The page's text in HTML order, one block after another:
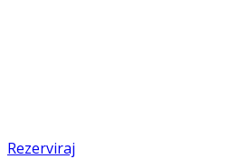
Rezerviraj